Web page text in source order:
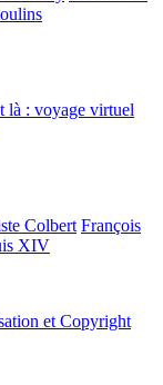
là : voyage virtuel
Colbert François
XIV
et Copyright